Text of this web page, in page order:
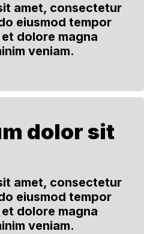
amet, consectetur
eiusmod tempor
dolore magna
veniam.
dolor sit
amet, consectetur
eiusmod tempor
dolore magna
veniam.